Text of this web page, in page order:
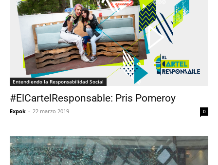
Entendiendo la Responsabilidad Social
#ElCartelResponsable: Pris Pomeroy
Expok - 22 marzo 2019 0